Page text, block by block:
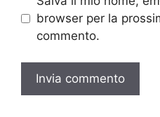
browser per la
commento.